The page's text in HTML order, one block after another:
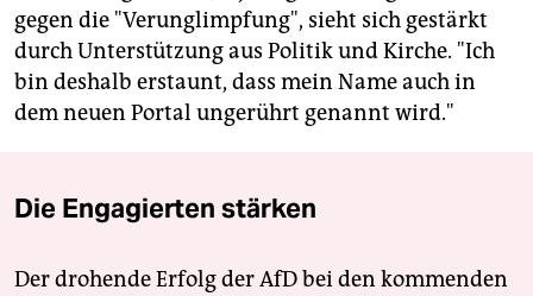
gegen die "Verunglimpfung", sieht sich gestärkt
durch Unterstützung aus Politik und Kirche. "Ich
bin deshalb erstaunt, dass mein Name auch in
dem neuen Portal ungerührt genannt wird."
Die Engagierten stärken
Der drohende Erfolg der AfD bei den kommenden